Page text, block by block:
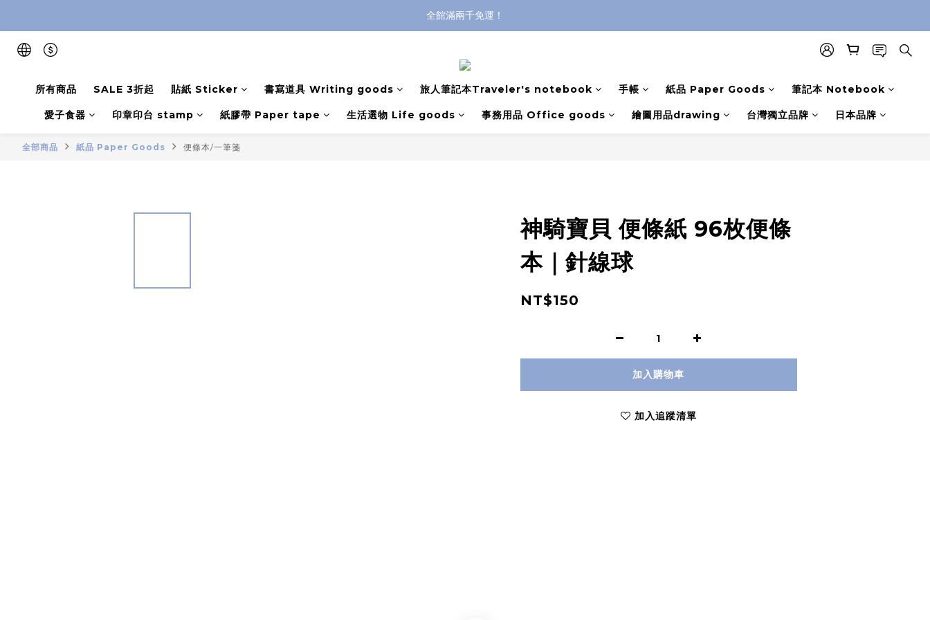
全館滿兩千免運！
登入購買，立即接收出貨通知
所有商品 SALE 3折起 貼紙 Sticker 書寫道具 Writing goods 旅人筆記本Traveler's notebook 手帳 紙品 Paper Goods 筆記本 Notebook
愛子食器 印章印台 stamp 紙膠帶 Paper tape 生活選物 Life goods 事務用品 Office goods 繪圖用品drawing 台灣獨立品牌 日本品牌
全部商品 紙品 Paper Goods 便條本/一筆箋
神騎寶貝 便條紙 96枚便條
本｜針線球
NT$150
加入購物車
加入追蹤清單